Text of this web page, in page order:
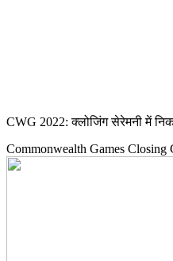
CWG 2022: क्लोजिंग सेरेमनी में
Commonwealth Games